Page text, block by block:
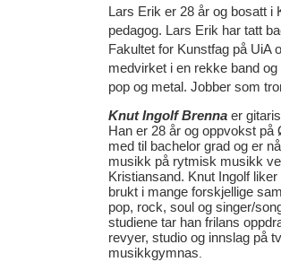
Lars Erik er 28 år og bosatt i
pedagog. Lars Erik har tatt
Fakultet for Kunstfag på UiA
medvirket i en rekke band
pop og metal. Jobber som
Knut Ingolf Brenna er
Han er 28 år og oppvokst
med til bachelor grad og er
musikk på rytmisk musikk
Kristiansand. Knut Ingolf
brukt i mange forskjellige
pop, rock, soul og singer/
studiene tar han frilans
revyer, studio og innslag på
musikkgymnas.